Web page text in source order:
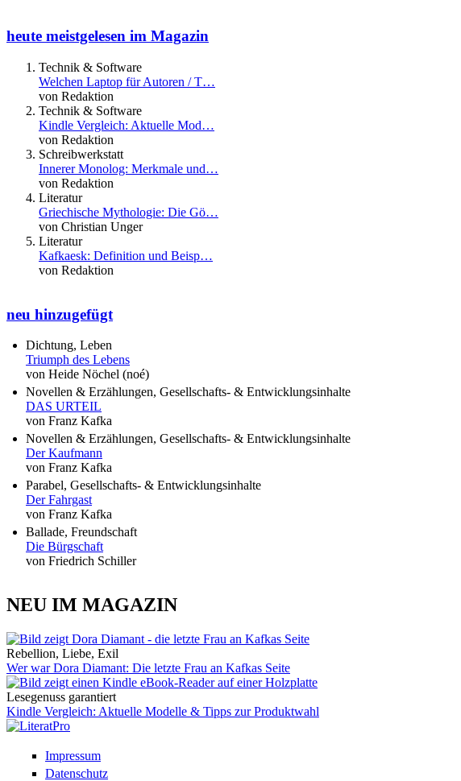
heute meistgelesen im Magazin
Technik & Software
Welchen Laptop für Autoren / T…
von Redaktion
Technik & Software
Kindle Vergleich: Aktuelle Mod…
von Redaktion
Schreibwerkstatt
Innerer Monolog: Merkmale und…
von Redaktion
Literatur
Griechische Mythologie: Die Gö…
von Christian Unger
Literatur
Kafkaesk: Definition und Beisp…
von Redaktion
neu hinzugefügt
Dichtung, Leben
Triumph des Lebens
von Heide Nöchel (noé)
Novellen & Erzählungen, Gesellschafts- & Entwicklungsinhalte
DAS URTEIL
von Franz Kafka
Novellen & Erzählungen, Gesellschafts- & Entwicklungsinhalte
Der Kaufmann
von Franz Kafka
Parabel, Gesellschafts- & Entwicklungsinhalte
Der Fahrgast
von Franz Kafka
Ballade, Freundschaft
Die Bürgschaft
von Friedrich Schiller
NEU IM MAGAZIN
Rebellion, Liebe, Exil
Wer war Dora Diamant: Die letzte Frau an Kafkas Seite
Lesegenuss garantiert
Kindle Vergleich: Aktuelle Modelle & Tipps zur Produktwahl
Impressum
Datenschutz